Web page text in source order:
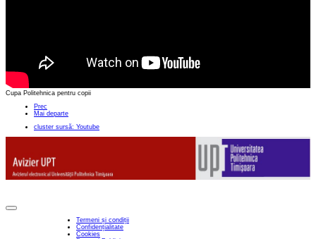
Cupa Politehnica pentru copii
Prec
Mai departe
cluster sursă: Youtube
Termeni și condiții
Confidențialitate
Cookies